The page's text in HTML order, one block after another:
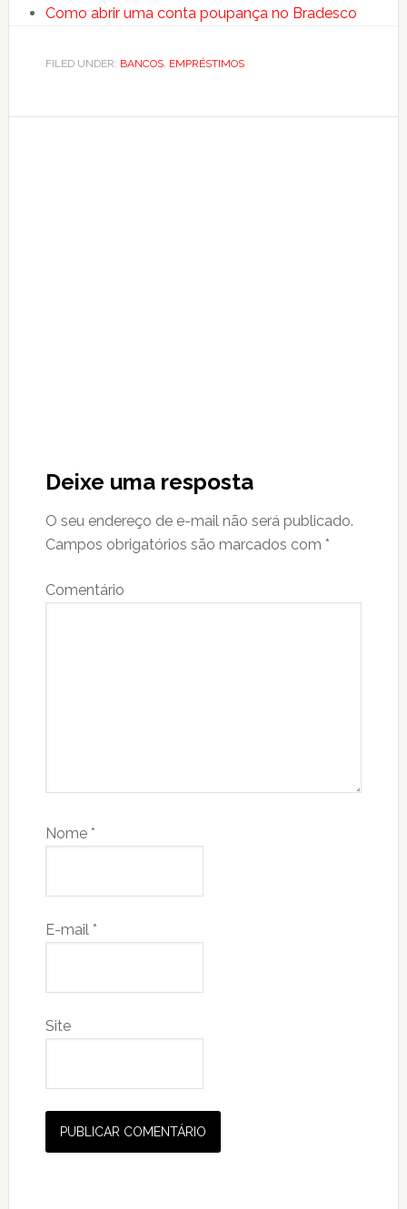
Como abrir uma conta poupança no Bradesco
FILED UNDER: BANCOS, EMPRÉSTIMOS
Interactions
Deixe uma resposta
O seu endereço de e-mail não será publicado.
Campos obrigatórios são marcados com *
Comentário
Nome *
E-mail *
Site